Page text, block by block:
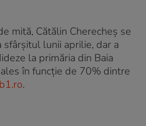
mită, Cătălin Cherecheş se
sfârşitul lunii aprilie, dar a
la primăria din Baia
în funcţie de 70% dintre
b1.ro.